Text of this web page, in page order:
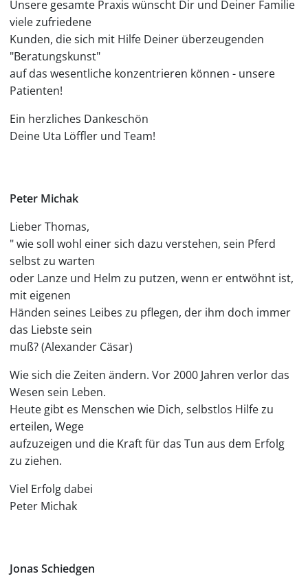
Unsere gesamte Praxis wünscht Dir und Deiner Familie
viele zufriedene
Kunden, die sich mit Hilfe Deiner überzeugenden
"Beratungskunst"
auf das wesentliche konzentrieren können - unsere
Patienten!
Ein herzliches Dankeschön
Deine Uta Löffler und Team!
Peter Michak
Lieber Thomas,
" wie soll wohl einer sich dazu verstehen, sein Pferd
selbst zu warten
oder Lanze und Helm zu putzen, wenn er entwöhnt ist,
mit eigenen
Händen seines Leibes zu pflegen, der ihm doch immer
das Liebste sein
muß? (Alexander Cäsar)
Wie sich die Zeiten ändern. Vor 2000 Jahren verlor das
Wesen sein Leben.
Heute gibt es Menschen wie Dich, selbstlos Hilfe zu
erteilen, Wege
aufzuzeigen und die Kraft für das Tun aus dem Erfolg
zu ziehen.
Viel Erfolg dabei
Peter Michak
Jonas Schiedgen